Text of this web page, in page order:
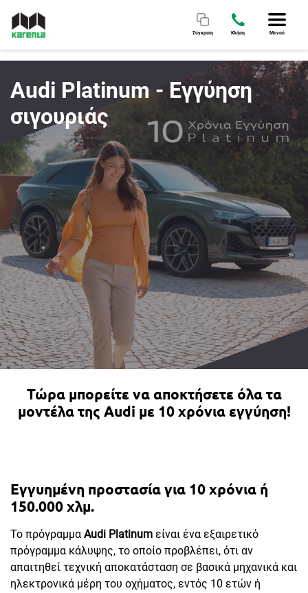
Μενού
Σύγκριση Κλήση
Audi Platinum - Εγγύηση
σιγουριάς
Τώρα μπορείτε να αποκτήσετε όλα τα
μοντέλα της Audi με 10 χρόνια εγγύηση!
Εγγυημένη προστασία για 10 χρόνια ή
150.000 χλμ.
Το πρόγραμμα Audi Platinum είναι ένα εξαιρετικό
πρόγραμμα κάλυψης, το οποίο προβλέπει, ότι αν
απαιτηθεί τεχνική αποκατάσταση σε βασικά μηχανικά και
ηλεκτρονικά μέρη του οχήματος, εντός 10 ετών ή